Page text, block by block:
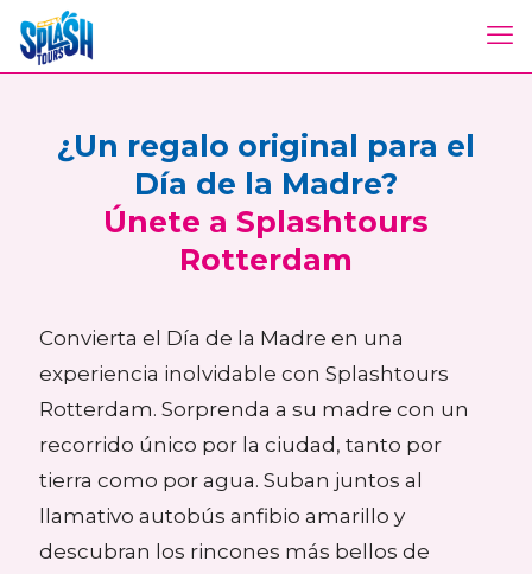
¿Un regalo original para el
Día de la Madre?
Únete a Splashtours
Rotterdam
Convierta el Día de la Madre en una
experiencia inolvidable con Splashtours
Rotterdam. Sorprenda a su madre con un
recorrido único por la ciudad, tanto por
tierra como por agua. Suban juntos al
llamativo autobús anfibio amarillo y
descubran los rincones más bellos de